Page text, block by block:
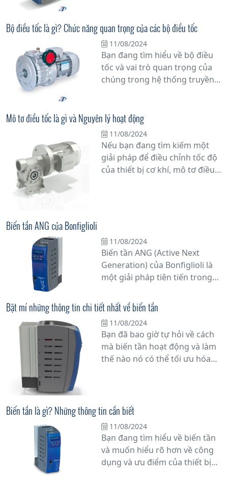
Biến tần - một giải pháp tiên
tiến giúp tăng cường hiệu quả
vận hành và tiết kiệm năng
lượng.
Bộ điều tốc là gì? Chức năng quan trọng của các bộ điều tốc
11/08/2024
Bạn đang tìm hiểu về bộ điều
tốc và vai trò quan trọng của
chúng trong hệ thống truyền
về bộ điều tốc là gì và tại sao
chúng đóng vai trò không thể
phủ nhận trong việc duy trì
hiệu suất hoạt động của động
cơ.
Mô tơ điều tốc là gì và Nguyên lý hoạt động
11/08/2024
Nếu bạn đang tìm kiếm một
giải pháp để điều chỉnh tốc độ
của thiết bị cơ khí, mô tơ điều
không? Hãy cùng chúng tôi
khám phá chi tiết hơn về vấn
đề này.
Biến tần ANG của Bonfiglioli
11/08/2024
Biến tần ANG (Active Next
Generation) của Bonfiglioli là
một giải pháp tiên tiến trong
servo, được thiết kế để cung
cấp hiệu suất cao và linh hoạt
trong các ứng dụng công
nghiệp đa dạng. Với nhiều tính
năng tiên tiến và khả năng tùy
chỉnh linh hoạt, biến tần ANG
Bật mí những thông tin chi tiết nhất về biến tần
11/08/2024
Bạn đã bao giờ tự hỏi về cách
mà biến tần hoạt động và làm
thế nào nó có thể tối ưu hóa
cho bạn những thông tin chi
tiết nhất về biến tần, thiết bị
quan trọng giúp tăng cường
năng suất sản xuất và tiết kiệm
năng lượng.
Biến tần là gì? Những thông tin cần biết
11/08/2024
Bạn đang tìm hiểu về biến tần
và muốn hiểu rõ hơn về công
dụng và ưu điểm của thiết bị